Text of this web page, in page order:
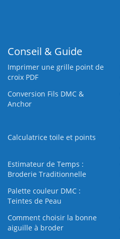
Conseil & Guide
Imprimer une grille point de
croix PDF
Conversion Fils DMC &
Anchor
Calculatrice toile et points
Estimateur de Temps :
Broderie Traditionnelle
Palette couleur DMC :
Teintes de Peau
Comment choisir la bonne
aiguille à broder